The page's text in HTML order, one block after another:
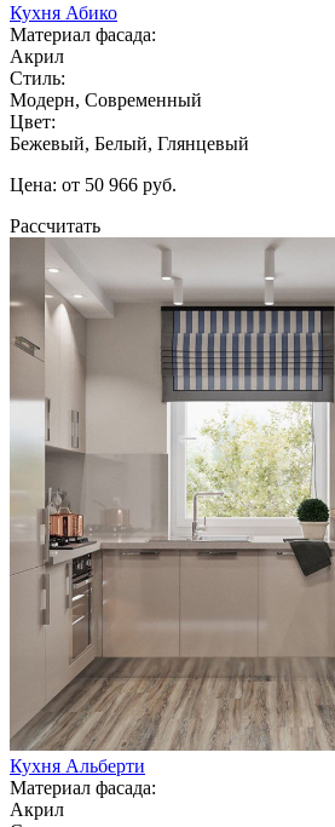
Кухня Абико
Материал фасада:
Акрил
Стиль:
Модерн, Современный
Цвет:
Бежевый, Белый, Глянцевый
Цена: от 50 966 руб.
Рассчитать
Кухня Альберти
Материал фасада:
Акрил